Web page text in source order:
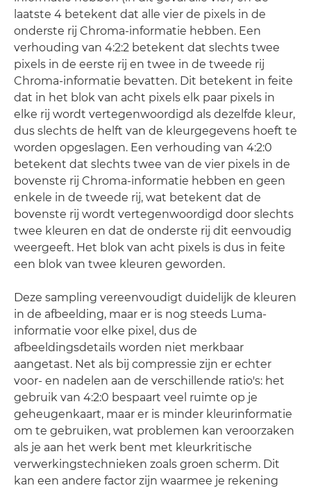
laatste 4 betekent dat alle vier de pixels in de
onderste rij Chroma-informatie hebben. Een
verhouding van 4:2:2 betekent dat slechts twee
pixels in de eerste rij en twee in de tweede rij
Chroma-informatie bevatten. Dit betekent in feite
dat in het blok van acht pixels elk paar pixels in
elke rij wordt vertegenwoordigd als dezelfde kleur,
dus slechts de helft van de kleurgegevens hoeft te
worden opgeslagen. Een verhouding van 4:2:0
betekent dat slechts twee van de vier pixels in de
bovenste rij Chroma-informatie hebben en geen
enkele in de tweede rij, wat betekent dat de
bovenste rij wordt vertegenwoordigd door slechts
twee kleuren en dat de onderste rij dit eenvoudig
weergeeft. Het blok van acht pixels is dus in feite
een blok van twee kleuren geworden.
Deze sampling vereenvoudigt duidelijk de kleuren
in de afbeelding, maar er is nog steeds Luma-
informatie voor elke pixel, dus de
afbeeldingsdetails worden niet merkbaar
aangetast. Net als bij compressie zijn er echter
voor- en nadelen aan de verschillende ratio's: het
gebruik van 4:2:0 bespaart veel ruimte op je
geheugenkaart, maar er is minder kleurinformatie
om te gebruiken, wat problemen kan veroorzaken
als je aan het werk bent met kleurkritische
verwerkingstechnieken zoals groen scherm. Dit
kan een andere factor zijn waarmee je rekening